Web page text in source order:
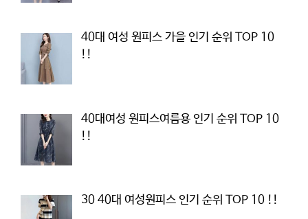
40대 여성 원피스 가을 인기 순위 TOP 10
!!
40대여성 원피스여름용 인기 순위 TOP 10
!!
30 40대 여성원피스 인기 순위 TOP 10 !!